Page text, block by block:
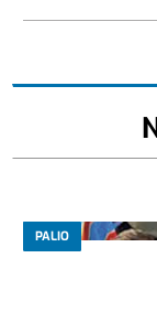
PALIO